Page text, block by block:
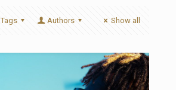
Tags Authors Show all